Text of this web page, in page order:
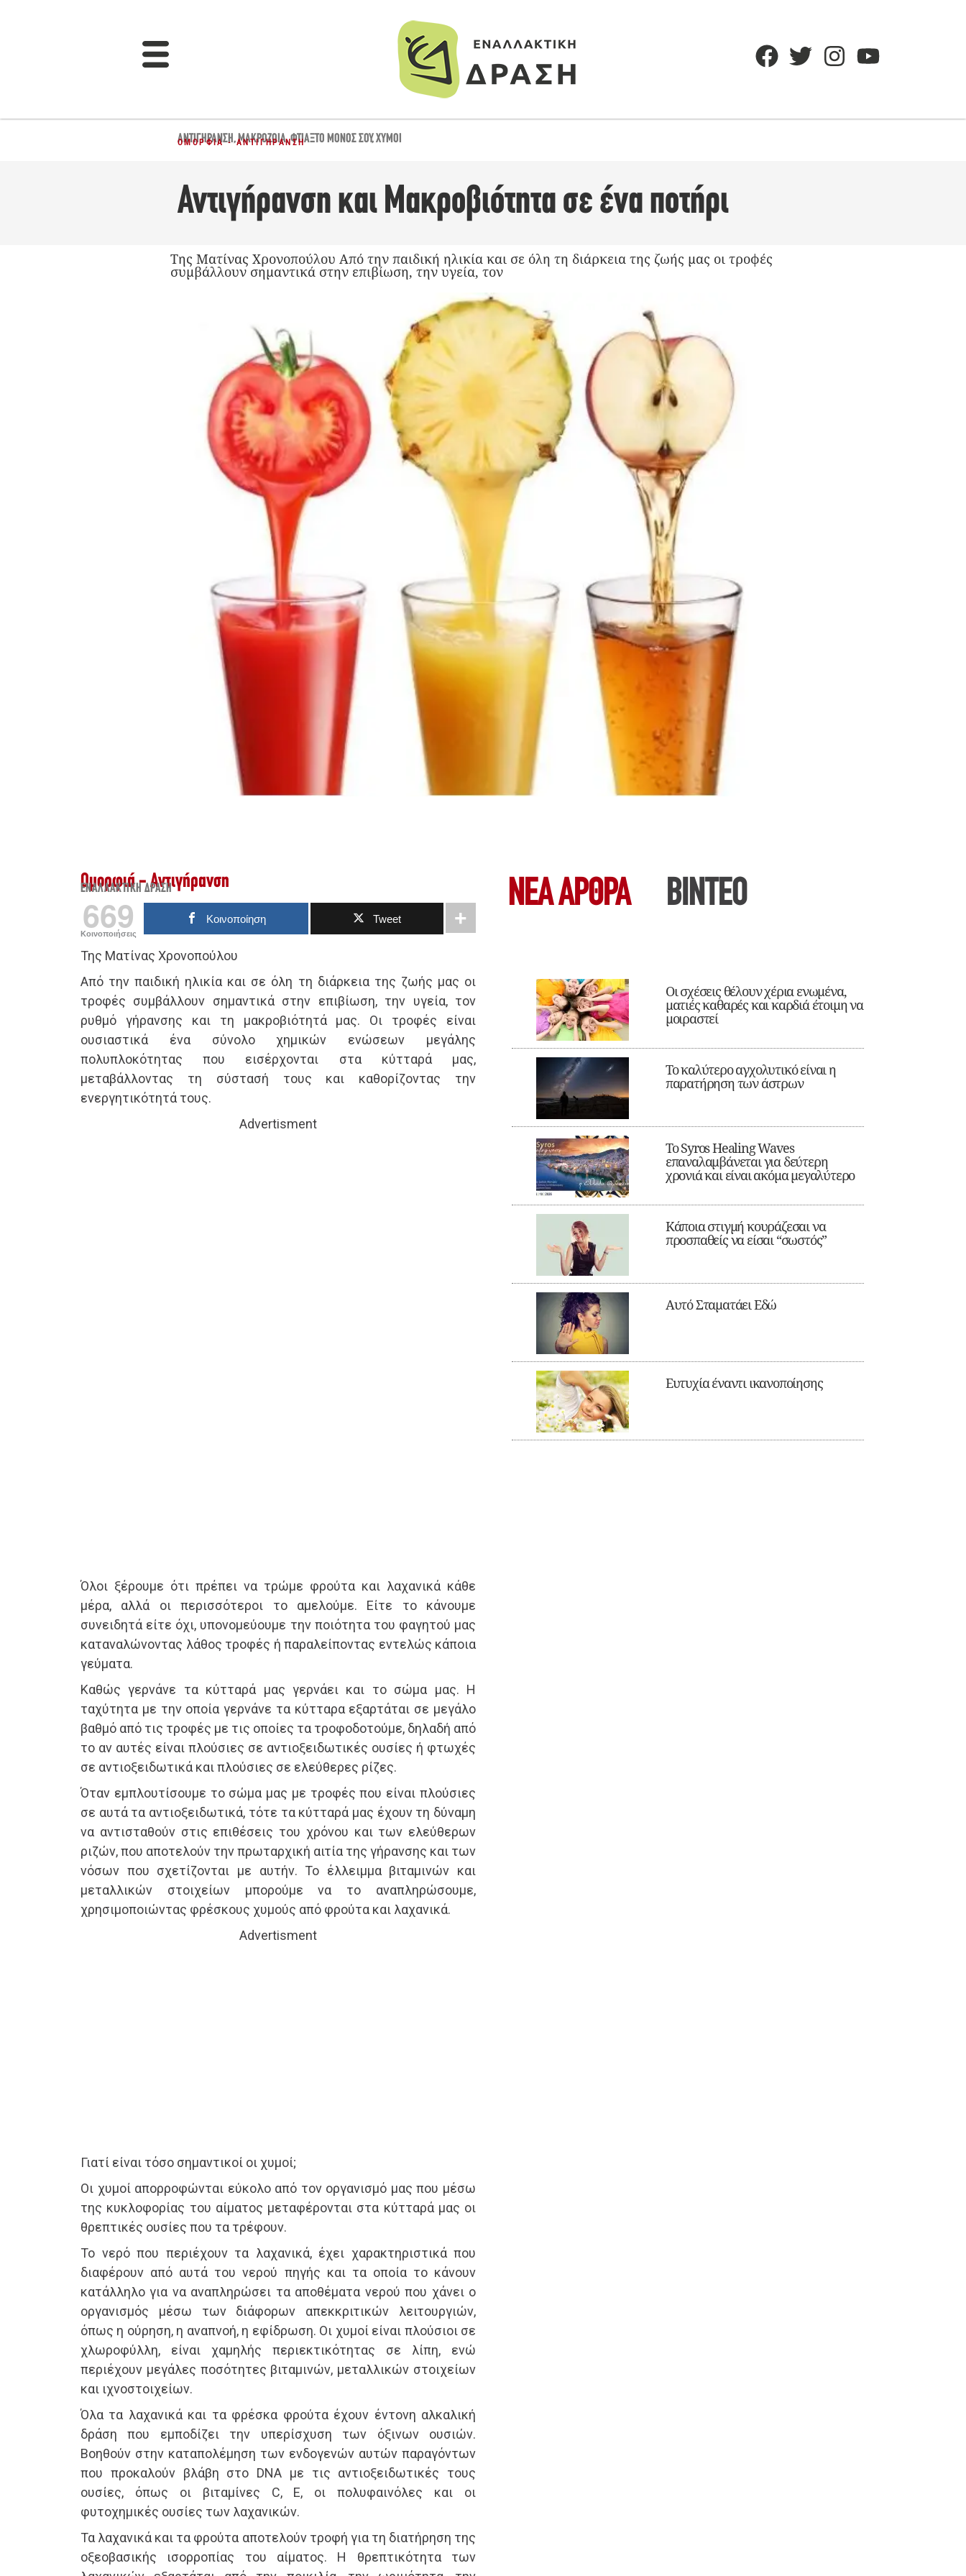
ΑΝΤΙΓΉΡΑΝΣΗ,ΜΑΚΡΟΖΩΊΑ,ΦΤΙΆΞΤΟ ΜΌΝΟΣ ΣΟΥ,ΧΥΜΟΊ
ΟΜΟΡΦΙΆ - ΑΝΤΙΓΉΡΑΝΣΗ
Αντιγήρανση και Μακροβιότητα σε ένα ποτήρι
Της Ματίνας Χρονοπούλου Από την παιδική ηλικία και σε όλη τη διάρκεια της ζωής μας οι τροφές
συμβάλλουν σημαντικά στην επιβίωση, την υγεία, τον
Ομορφιά - Αντιγήρανση
ΕΝΑΛΛΑΚΤΙΚΉ ΔΡΆΣΗ
669
Κοινοποιήσεις
Κοινοποίηση Tweet
Της Ματίνας Χρονοπούλου
Από την παιδική ηλικία και σε όλη τη διάρκεια της ζωής μας οι
τροφές συμβάλλουν σημαντικά στην επιβίωση, την υγεία, τον
ρυθμό γήρανσης και τη μακροβιότητά μας. Οι τροφές είναι
ουσιαστικά ένα σύνολο χημικών ενώσεων μεγάλης
πολυπλοκότητας που εισέρχονται στα κύτταρά μας,
μεταβάλλοντας τη σύστασή τους και καθορίζοντας την
ενεργητικότητά τους.
Advertisment
Όλοι ξέρουμε ότι πρέπει να τρώμε φρούτα και λαχανικά κάθε
μέρα, αλλά οι περισσότεροι το αμελούμε. Είτε το κάνουμε
συνειδητά είτε όχι, υπονομεύουμε την ποιότητα του φαγητού μας
καταναλώνοντας λάθος τροφές ή παραλείποντας εντελώς κάποια
γεύματα.
Καθώς γερνάνε τα κύτταρά μας γερνάει και το σώμα μας. Η
ταχύτητα με την οποία γερνάνε τα κύτταρα εξαρτάται σε μεγάλο
βαθμό από τις τροφές με τις οποίες τα τροφοδοτούμε, δηλαδή από
το αν αυτές είναι πλούσιες σε αντιοξειδωτικές ουσίες ή φτωχές
σε αντιοξειδωτικά και πλούσιες σε ελεύθερες ρίζες.
Όταν εμπλουτίσουμε το σώμα μας με τροφές που είναι πλούσιες
σε αυτά τα αντιοξειδωτικά, τότε τα κύτταρά μας έχουν τη δύναμη
να αντισταθούν στις επιθέσεις του χρόνου και των ελεύθερων
ριζών, που αποτελούν την πρωταρχική αιτία της γήρανσης και των
νόσων που σχετίζονται με αυτήν. Το έλλειμμα βιταμινών και
μεταλλικών στοιχείων μπορούμε να το αναπληρώσουμε,
χρησιμοποιώντας φρέσκους χυμούς από φρούτα και λαχανικά.
Advertisment
Γιατί είναι τόσο σημαντικοί οι χυμοί;
Οι χυμοί απορροφώνται εύκολο από τον οργανισμό μας που μέσω
της κυκλοφορίας του αίματος μεταφέρονται στα κύτταρά μας οι
θρεπτικές ουσίες που τα τρέφουν.
Το νερό που περιέχουν τα λαχανικά, έχει χαρακτηριστικά που
διαφέρουν από αυτά του νερού πηγής και τα οποία το κάνουν
κατάλληλο για να αναπληρώσει τα αποθέματα νερού που χάνει ο
οργανισμός μέσω των διάφορων απεκκριτικών λειτουργιών,
όπως η ούρηση, η αναπνοή, η εφίδρωση. Οι χυμοί είναι πλούσιοι σε
χλωροφύλλη, είναι χαμηλής περιεκτικότητας σε λίπη, ενώ
περιέχουν μεγάλες ποσότητες βιταμινών, μεταλλικών στοιχείων
και ιχνοστοιχείων.
Όλα τα λαχανικά και τα φρέσκα φρούτα έχουν έντονη αλκαλική
δράση που εμποδίζει την υπερίσχυση των όξινων ουσιών.
Βοηθούν στην καταπολέμηση των ενδογενών αυτών παραγόντων
που προκαλούν βλάβη στο DNA με τις αντιοξειδωτικές τους
ουσίες, όπως οι βιταμίνες C, Ε, οι πολυφαινόλες και οι
φυτοχημικές ουσίες των λαχανικών.
Τα λαχανικά και τα φρούτα αποτελούν τροφή για τη διατήρηση της
οξεοβασικής ισορροπίας του αίματος. Η θρεπτικότητα των
ΝΕΑ ΆΡΘΡΑ ΒΙΝΤΕΟ
Οι σχέσεις θέλουν χέρια ενωμένα,
ματιές καθαρές και καρδιά έτοιμη να
μοιραστεί
Το καλύτερο αγχολυτικό είναι η
παρατήρηση των άστρων
Το Syros Healing Waves
επαναλαμβάνεται για δεύτερη
χρονιά και είναι ακόμα μεγαλύτερο
Κάποια στιγμή κουράζεσαι να
προσπαθείς να είσαι “σωστός”
Αυτό Σταματάει Εδώ
Ευτυχία έναντι ικανοποίησης